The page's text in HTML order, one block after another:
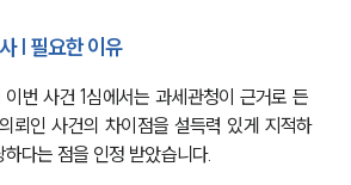
그룹소개
그룹소개
대륜의 강점
오시는 길
| 필요한 이유
이번 사건 1심에서는 과세관청이 근거로 든
뢰인 사건의 차이점을 설득력 있게 지적하
다는 점을 인정 받았습니다.